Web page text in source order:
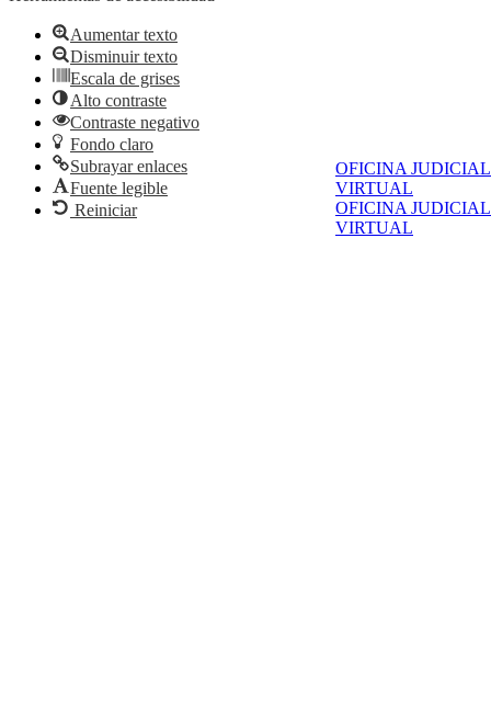
OFICINA JUDICIAL
VIRTUAL
OFICINA JUDICIAL
VIRTUAL
Aumentar texto
Disminuir texto
Escala de grises
Alto contraste
Contraste negativo
Fondo claro
Subrayar enlaces
Fuente legible
Reiniciar